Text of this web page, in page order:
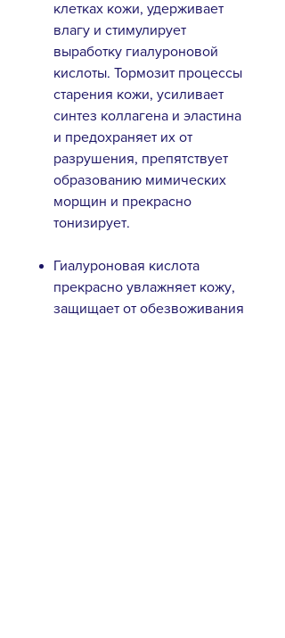
клетках кожи, удерживает
влагу и стимулирует
выработку гиалуроновой
кислоты. Тормозит процессы
старения кожи, усиливает
синтез коллагена и эластина
и предохраняет их от
разрушения, препятствует
образованию мимических
морщин и прекрасно
тонизирует.
Гиалуроновая кислота
прекрасно увлажняет кожу,
защищает от обезвоживания